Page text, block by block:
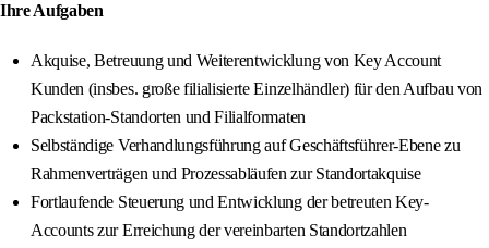
Ihre Aufgaben
Akquise, Betreuung und Weiterentwicklung von Key Account
Kunden (insbes. große filialisierte Einzelhändler) für den Aufbau von
Packstation-Standorten und Filialformaten
Selbständige Verhandlungsführung auf Geschäftsführer-Ebene zu
Rahmenverträgen und Prozessabläufen zur Standortakquise
Fortlaufende Steuerung und Entwicklung der betreuten Key-
Accounts zur Erreichung der vereinbarten Standortzahlen